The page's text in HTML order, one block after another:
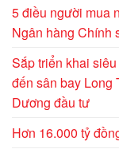
5 điều người mua
Ngân hàng Chính
Sắp triển khai
đến sân bay Long
Dương đầu tư
Hơn 16.000 tỷ